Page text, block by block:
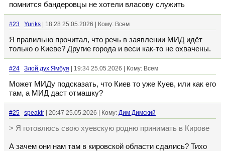
помнится бандеровцы не хотели власову служить
#23 Yuriks | 18:28 25.05.2026 | Кому: Всем
Я правильно прочитал, что речь в заявлении МИД идёт
только о Киеве? Другие города и веси как-то не охвачены.
#24 Злой дух Ямбуя | 19:34 25.05.2026 | Кому: Всем
Может МИДу подсказать, что Киев то уже Куев, или как его
там, а МИД даст отмашку?
#25 speaktr | 20:47 25.05.2026 | Кому: Дим Димский
> Я готовлюсь свою хуевскую родню принимать в Кирове
А зачем они нам там в кировской области сдались? Тихо